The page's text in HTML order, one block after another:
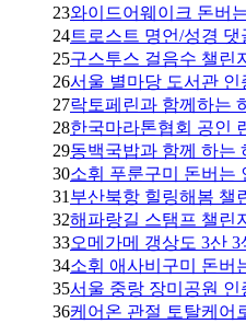
23와이드어웨이크 돈버
24트로스트 명언/성경 댓
25구스투스 걸음수 챌린지
26서울 별마당 도서관 인
27락토페린과 함께하는
28한국마라톤협회 공인
29동백국밥과 함께 하는
30소휘 푸룬구미 돈버는
31 부산북항 힐링해봄 챌
32해파랑길 스탬프 챌린지
33오메가메 갱상도 3산 3
34소휘 애사비구미 돈버
35서울 중랑 장미공원 인
36케어온 관절 토탈케어